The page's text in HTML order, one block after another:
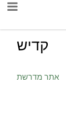
קדיש
אתר מדרשת